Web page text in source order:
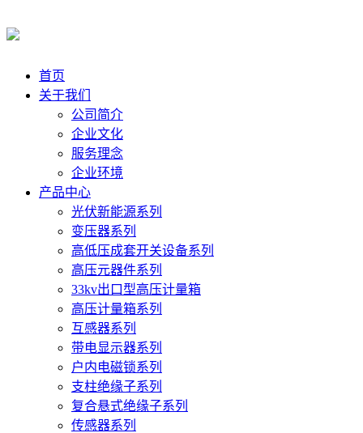
首页
关于我们
公司简介
企业文化
服务理念
企业环境
产品中心
光伏新能源系列
变压器系列
高低压成套开关设备系列
高压元器件系列
33kv出口型高压计量箱
高压计量箱系列
互感器系列
带电显示器系列
户内电磁锁系列
支柱绝缘子系列
复合悬式绝缘子系列
传感器系列